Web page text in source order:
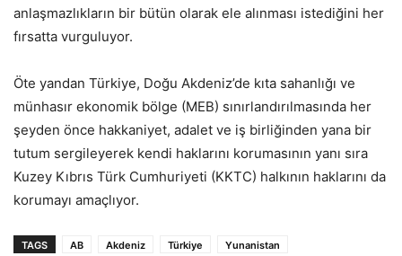
anlaşmazlıkların bir bütün olarak ele alınması istediğini her
fırsatta vurguluyor.
Öte yandan Türkiye, Doğu Akdeniz’de kıta sahanlığı ve
münhasır ekonomik bölge (MEB) sınırlandırılmasında her
şeyden önce hakkaniyet, adalet ve iş birliğinden yana bir
tutum sergileyerek kendi haklarını korumasının yanı sıra
Kuzey Kıbrıs Türk Cumhuriyeti (KKTC) halkının haklarını da
korumayı amaçlıyor.
TAGS AB Akdeniz Türkiye Yunanistan